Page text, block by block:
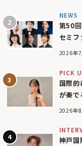
NEWS
第50
セミ
2026年
PICK
国際
が奏で
2026年
神戸国